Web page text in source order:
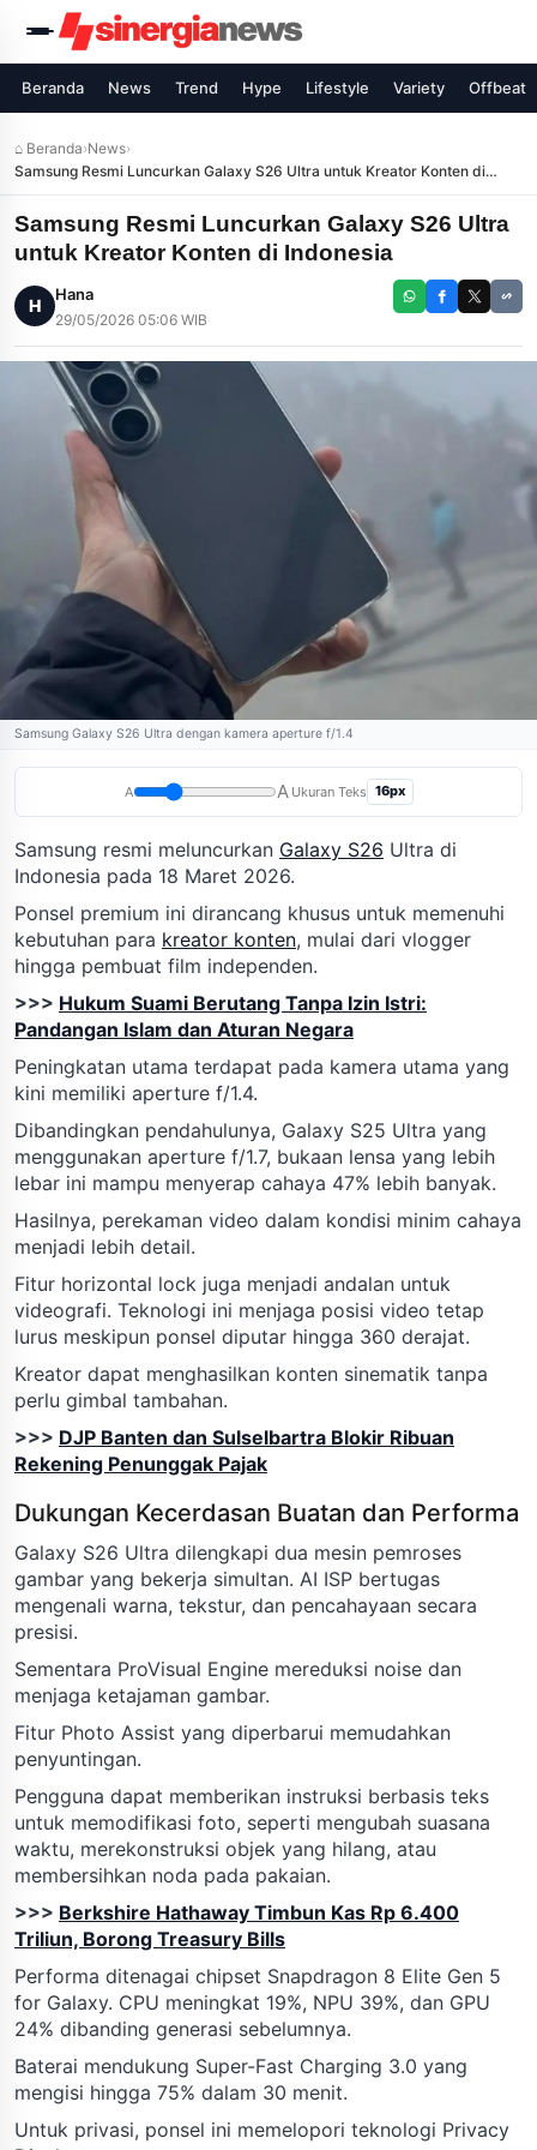
Beranda News Trend Hype Lifestyle Variety Offbeat
⌂ Beranda›News›
Samsung Resmi Luncurkan Galaxy S26 Ultra untuk Kreator Konten di
Indonesia
Samsung Resmi Luncurkan Galaxy S26 Ultra
untuk Kreator Konten di Indonesia
H
Hana
29/05/2026 05:06 WIB
Samsung Galaxy S26 Ultra dengan kamera aperture f/1.4
A A Ukuran Teks 16px
Samsung resmi meluncurkan Galaxy S26 Ultra di
Indonesia pada 18 Maret 2026.
Ponsel premium ini dirancang khusus untuk memenuhi
kebutuhan para kreator konten, mulai dari vlogger
hingga pembuat film independen.
>>> Hukum Suami Berutang Tanpa Izin Istri:
Pandangan Islam dan Aturan Negara
Peningkatan utama terdapat pada kamera utama yang
kini memiliki aperture f/1.4.
Dibandingkan pendahulunya, Galaxy S25 Ultra yang
menggunakan aperture f/1.7, bukaan lensa yang lebih
lebar ini mampu menyerap cahaya 47% lebih banyak.
Hasilnya, perekaman video dalam kondisi minim cahaya
menjadi lebih detail.
Fitur horizontal lock juga menjadi andalan untuk
videografi. Teknologi ini menjaga posisi video tetap
lurus meskipun ponsel diputar hingga 360 derajat.
Kreator dapat menghasilkan konten sinematik tanpa
perlu gimbal tambahan.
>>> DJP Banten dan Sulselbartra Blokir Ribuan
Rekening Penunggak Pajak
Dukungan Kecerdasan Buatan dan Performa
Galaxy S26 Ultra dilengkapi dua mesin pemroses
gambar yang bekerja simultan. AI ISP bertugas
mengenali warna, tekstur, dan pencahayaan secara
presisi.
Sementara ProVisual Engine mereduksi noise dan
menjaga ketajaman gambar.
Fitur Photo Assist yang diperbarui memudahkan
penyuntingan.
Pengguna dapat memberikan instruksi berbasis teks
untuk memodifikasi foto, seperti mengubah suasana
waktu, merekonstruksi objek yang hilang, atau
membersihkan noda pada pakaian.
>>> Berkshire Hathaway Timbun Kas Rp 6.400
Triliun, Borong Treasury Bills
Performa ditenagai chipset Snapdragon 8 Elite Gen 5
for Galaxy. CPU meningkat 19%, NPU 39%, dan GPU
24% dibanding generasi sebelumnya.
Baterai mendukung Super-Fast Charging 3.0 yang
mengisi hingga 75% dalam 30 menit.
Untuk privasi, ponsel ini memelopori teknologi Privacy